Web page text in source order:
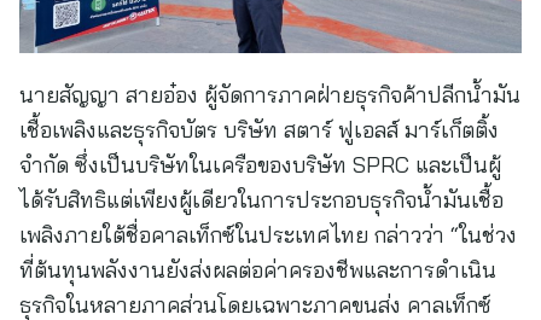
นายสัญญา สายอ๋อง ผู้จัดการภาคฝ่ายธุรกิจค้าปลีกน้ำมัน
เชื้อเพลิงและธุรกิจบัตร บริษัท สตาร์ ฟูเอลส์ มาร์เก็ตติ้ง
จำกัด ซึ่งเป็นบริษัทในเครือของบริษัท SPRC และเป็นผู้
ได้รับสิทธิแต่เพียงผู้เดียวในการประกอบธุรกิจน้ำมันเชื้อ
เพลิงภายใต้ชื่อคาลเท็กซ์ในประเทศไทย กล่าวว่า “ในช่วง
ที่ต้นทุนพลังงานยังส่งผลต่อค่าครองชีพและการดำเนิน
ธุรกิจในหลายภาคส่วนโดยเฉพาะภาคขนส่ง คาลเท็กซ์